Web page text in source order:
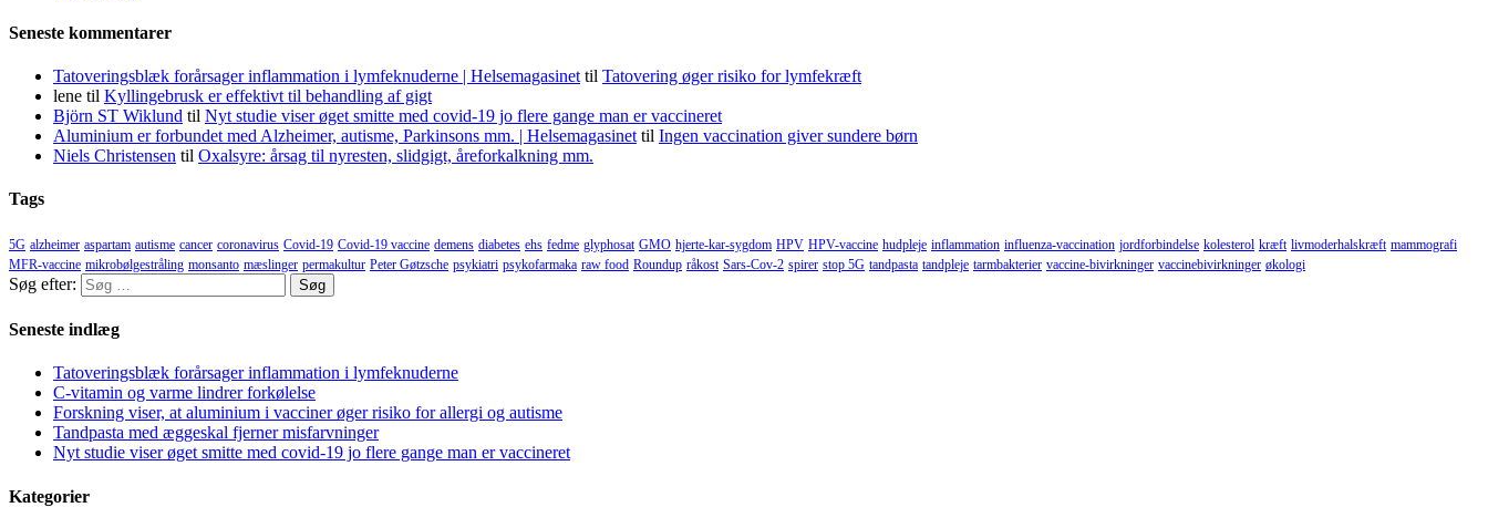
Seneste kommentarer
Tatoveringsblæk forårsager inflammation i lymfeknuderne | Helsemagasinet til Tatovering øger risiko for lymfekræft
lene til Kyllingebrusk er effektivt til behandling af gigt
Björn ST Wiklund til Nyt studie viser øget smitte med covid-19 jo flere gange man er vaccineret
Aluminium er forbundet med Alzheimer, autisme, Parkinsons mm. | Helsemagasinet til Ingen vaccination giver sundere børn
Niels Christensen til Oxalsyre: årsag til nyresten, slidgigt, åreforkalkning mm.
Tags
5G alzheimer aspartam autisme cancer coronavirus Covid-19 Covid-19 vaccine demens diabetes ehs fedme glyphosat GMO hjerte-kar-sygdom HPV HPV-vaccine hudpleje inflammation influenza-vaccination jordforbindelse kolesterol kræft livmoderhalskræft mammografi
MFR-vaccine mikrobølgestråling monsanto mæslinger permakultur Peter Gøtzsche psykiatri psykofarmaka raw food Roundup råkost Sars-Cov-2 spirer stop 5G tandpasta tandpleje tarmbakterier vaccine-bivirkninger vaccinebivirkninger økologi
Søg efter:
Seneste indlæg
Tatoveringsblæk forårsager inflammation i lymfeknuderne
C-vitamin og varme lindrer forkølelse
Forskning viser, at aluminium i vacciner øger risiko for allergi og autisme
Tandpasta med æggeskal fjerner misfarvninger
Nyt studie viser øget smitte med covid-19 jo flere gange man er vaccineret
Kategorier